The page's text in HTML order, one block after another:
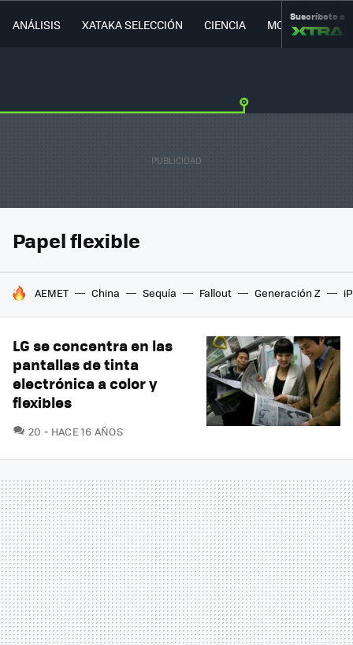
ANÁLISIS XATAKA SELECCIÓN CIENCIA MOVILIDAD
Suscríbete a
Papel flexible
HOY SE HABLA DE
AEMET China Sequía Fallout Generación Z
LG se concentra en las
pantallas de tinta
electrónica a color y
flexibles
20 COMENTARIOS
HACE 16 AÑOS